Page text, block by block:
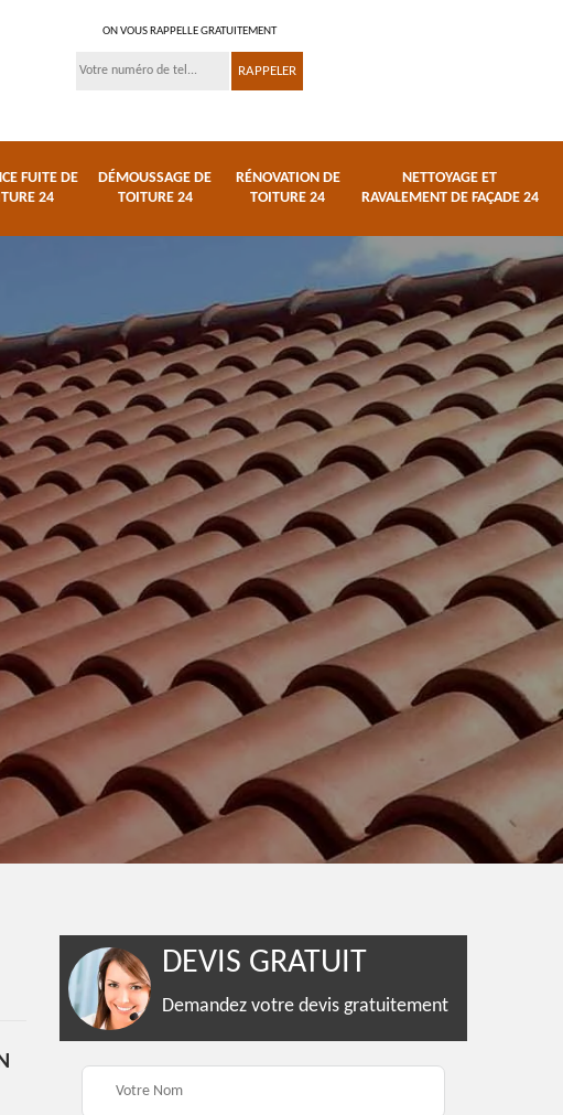
ON VOUS RAPPELLE GRATUITEMENT
FUITE DE
24
DÉMOUSSAGE DE
TOITURE 24
RÉNOVATION DE
TOITURE 24
NETTOYAGE ET
RAVALEMENT DE FAÇADE 24
tuile et
24
Réparation de toiture
24
Urgence fuite de
toiture 24
DEVIS GRATUIT
Demandez votre devis gratuitement